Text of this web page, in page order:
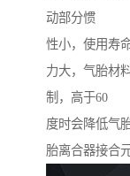
动部分惯
性小，使用寿
力大，气胎材
制，高于60
度时会降低气
胎离合器接合